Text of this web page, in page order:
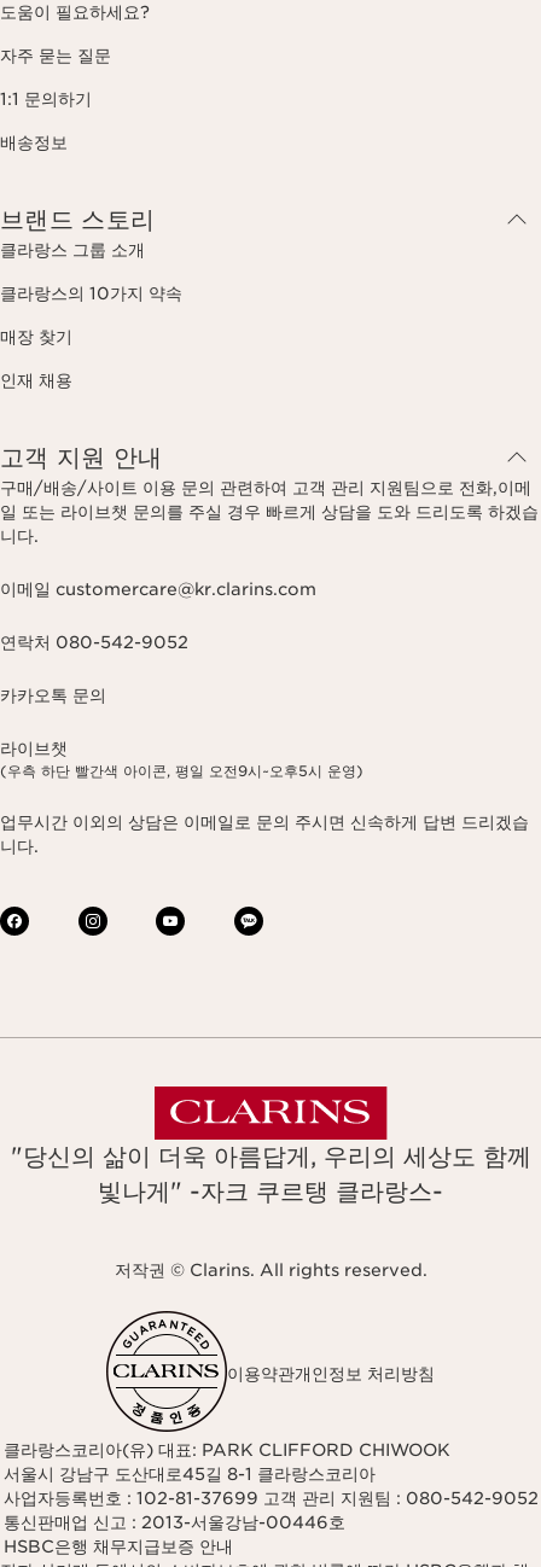
도움이 필요하세요?
자주 묻는 질문
1:1 문의하기
배송정보
브랜드 스토리
클라랑스 그룹 소개
클라랑스의 10가지 약속
매장 찾기
인재 채용
고객 지원 안내
구매/배송/사이트 이용 문의 관련하여 고객 관리 지원팀으로 전화,이메
일 또는 라이브챗 문의를 주실 경우 빠르게 상담을 도와 드리도록 하겠습
니다.
이메일 customercare@kr.clarins.com
연락처 080-542-9052
카카오톡 문의
라이브챗
(우측 하단 빨간색 아이콘, 평일 오전9시~오후5시 운영)
업무시간 이외의 상담은 이메일로 문의 주시면 신속하게 답변 드리겠습
니다.
"당신의 삶이 더욱 아름답게, 우리의 세상도 함께
빛나게" -자크 쿠르탱 클라랑스-
저작권 © Clarins. All rights reserved.
이용약관개인정보 처리방침
클라랑스코리아(유) 대표: PARK CLIFFORD CHIWOOK
서울시 강남구 도산대로45길 8-1 클라랑스코리아
사업자등록번호 : 102-81-37699 고객 관리 지원팀 : 080-542-9052
통신판매업 신고 : 2013-서울강남-00446호
HSBC은행 채무지급보증 안내